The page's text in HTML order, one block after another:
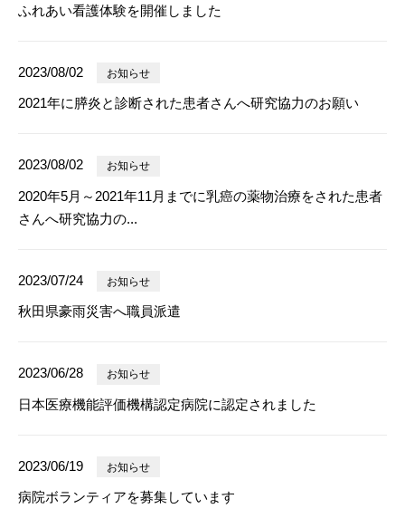
ふれあい看護体験を開催しました
2023/08/02 お知らせ
2021年に膵炎と診断された患者さんへ研究協力のお願い
2023/08/02 お知らせ
2020年5月～2021年11月までに乳癌の薬物治療をされた患者
さんへ研究協力の...
2023/07/24 お知らせ
秋田県豪雨災害へ職員派遣
2023/06/28 お知らせ
日本医療機能評価機構認定病院に認定されました
2023/06/19 お知らせ
病院ボランティアを募集しています